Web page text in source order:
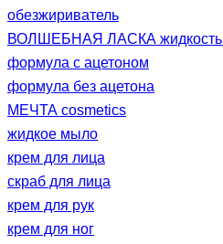
обезжириватель
ВОЛШЕБНАЯ ЛАСКА жидкость
формула с ацетоном
формула без ацетона
МЕЧТА cosmetics
жидкое мыло
крем для лица
скраб для лица
крем для рук
крем для ног